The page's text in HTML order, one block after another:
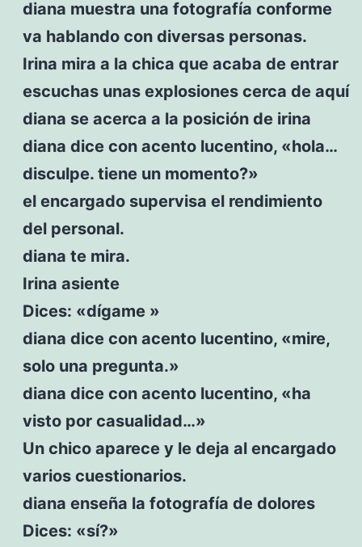
diana muestra una fotografía conforme
va hablando con diversas personas.
Irina mira a la chica que acaba de entrar
escuchas unas explosiones cerca de aquí
diana se acerca a la posición de irina
diana dice con acento lucentino, «hola…
disculpe. tiene un momento?»
el encargado supervisa el rendimiento
del personal.
diana te mira.
Irina asiente
Dices: «dígame »
diana dice con acento lucentino, «mire,
solo una pregunta.»
diana dice con acento lucentino, «ha
visto por casualidad…»
Un chico aparece y le deja al encargado
varios cuestionarios.
diana enseña la fotografía de dolores
Dices: «sí?»